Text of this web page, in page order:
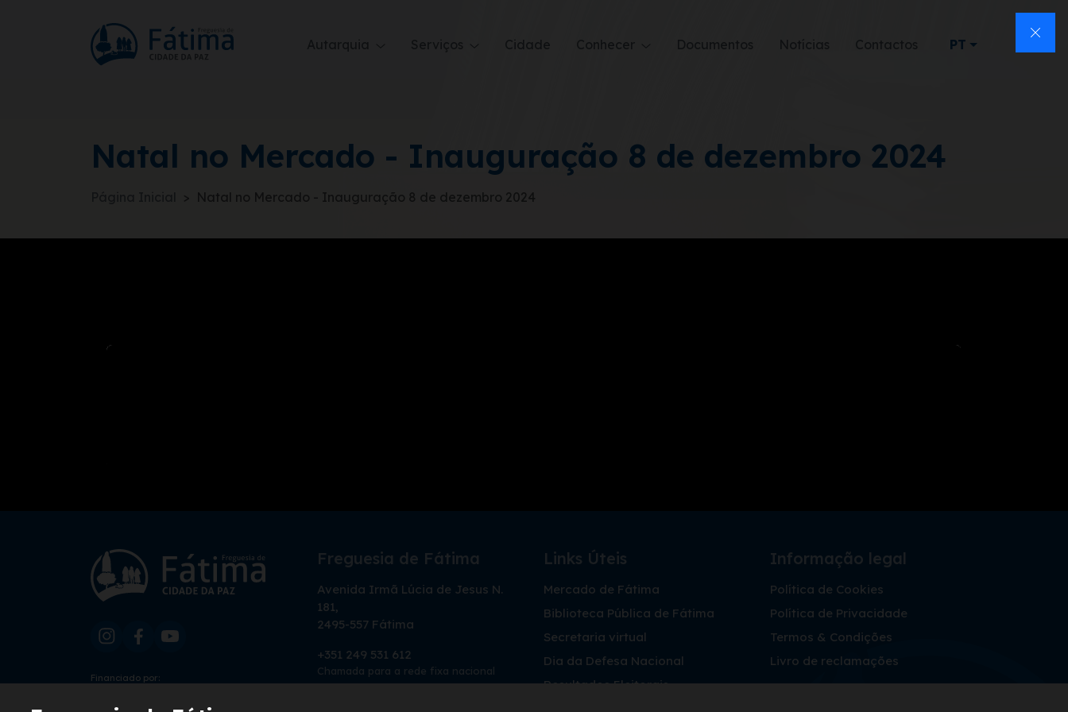
Cidade Conhecer Documentos Notícias Contactos PT
Natal no Mercado - Inauguração 8 de dezembro 2024
Natal no Mercado - Inauguração 8 de dezembro 2024
Financiado por:
Freguesia de Fátima
Avenida Irmã Lúcia de Jesus N.
181,
2495-557 Fátima
+351 249 531 612
Chamada para a rede fixa nacional
Links Úteis
Mercado de Fátima
Biblioteca Pública de Fátima
Secretaria virtual
Dia da Defesa Nacional
Resultados Eleitorais
Informação legal
Política de Cookies
Política de Privacidade
Termos & Condições
Livro de reclamações